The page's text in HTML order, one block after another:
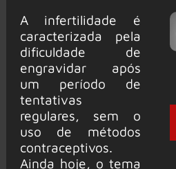
A infertilidade é
caracterizada pela
dificuldade de
engravidar após
um período de
tentativas
regulares, sem o
uso de métodos
contraceptivos.
Ainda hoje, o tema